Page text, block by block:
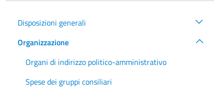
Disposizioni generali
Organizzazione
Organi di indirizzo politico-amministrativo
Spese dei gruppi consiliari